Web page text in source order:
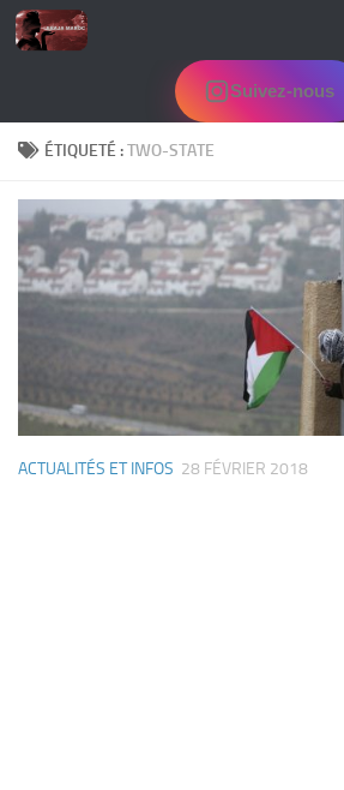
Skip to content
Suivez-nous
ÉTIQUETÉ :TWO-STATE
ACTUALITÉS ET INFOS 28 FÉVRIER 2018